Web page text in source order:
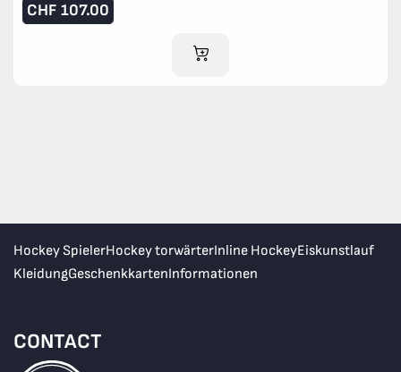
CHF 107.00
IM WARENKORB
Hockey SpielerHockey torwärterInline HockeyEiskunstlauf
KleidungGeschenkkartenInformationen
CONTACT